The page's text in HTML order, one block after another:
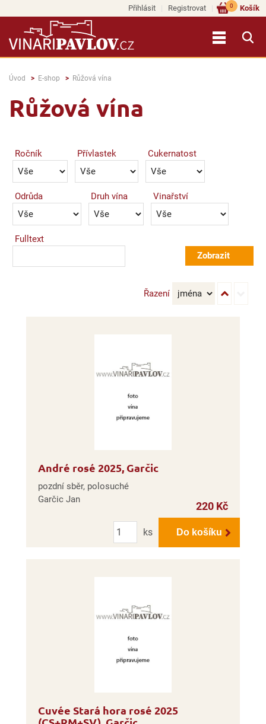
Přihlásit Registrovat Košík
0
Úvod E-shop Růžová vína
Růžová vína
Ročník Přívlastek Cukernatost
Odrůda Druh vína Vinařství
Fulltext
Řazení
André rosé 2025, Garčic
pozdní sběr, polosuché
Garčic Jan
220 Kč
Počet
ks
Do košíku
Cuvée Stará hora rosé 2025